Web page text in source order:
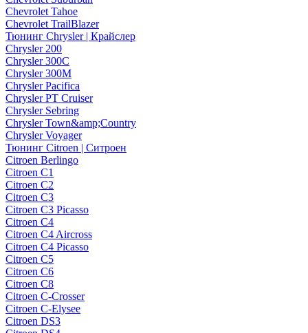
Chevrolet Tahoe
Chevrolet TrailBlazer
Тюнинг Chrysler | Крайслер
Chrysler 200
Chrysler 300C
Chrysler 300M
Chrysler Pacifica
Chrysler PT Cruiser
Chrysler Sebring
Chrysler Town&amp;Country
Chrysler Voyager
Тюнинг Citroen | Ситроен
Citroen Berlingo
Citroen C1
Citroen C2
Citroen C3
Citroen C3 Picasso
Citroen C4
Citroen C4 Aircross
Citroen C4 Picasso
Citroen C5
Citroen C6
Citroen C8
Citroen C-Crosser
Citroen C-Elysee
Citroen DS3